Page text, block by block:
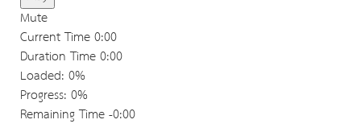
Mute
Current Time0:00
Duration Time0:00
Loaded: 0%
Progress: 0%
Remaining Time-0:00